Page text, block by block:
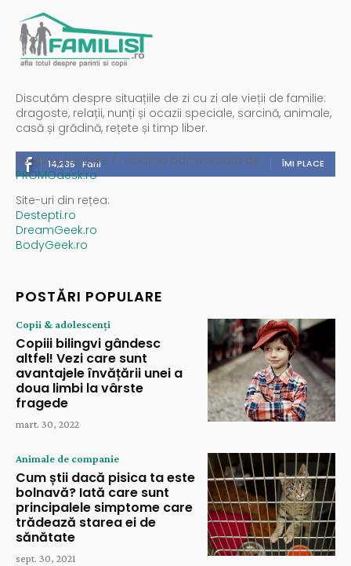
Discutăm despre situațiile de zi cu zi ale vieții de familie:
dragoste, relații, nunți și ocazii speciale, sarcină, animale,
casă și grădină, rețete și timp liber.
14,235 Fani ÎMI PLACE
Spații publicitare / reclamă administrată de
PROMOdesk.ro
Site-uri din rețea:
Destepti.ro
DreamGeek.ro
BodyGeek.ro
POSTĂRI POPULARE
Copii & adolescenți
Copiii bilingvi gândesc
altfel! Vezi care sunt
avantajele învățării unei a
doua limbi la vârste
fragede
mart. 30, 2022
Animale de companie
Cum știi dacă pisica ta este
bolnavă? Iată care sunt
principalele simptome care
trădează starea ei de
sănătate
sept. 30, 2021